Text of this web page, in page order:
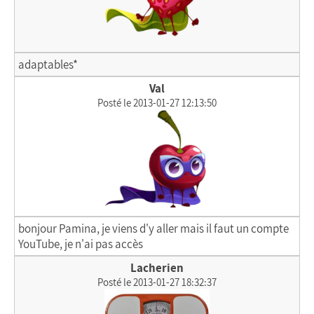
adaptables*
Val
Posté le 2013-01-27 12:13:50
bonjour Pamina, je viens d'y aller mais il faut un compte
YouTube, je n'ai pas accès
Lacherien
Posté le 2013-01-27 18:32:37